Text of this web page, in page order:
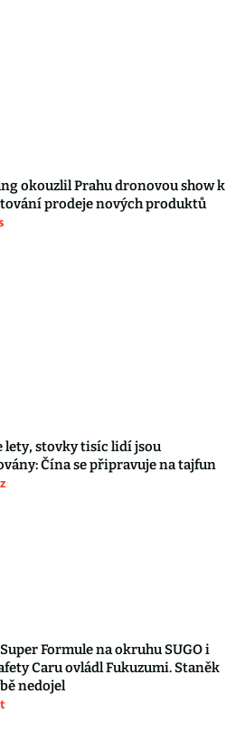
okouzlil Prahu dronovou show k
prodeje nových produktů
lety, stovky tisíc lidí jsou
Čína se připravuje na tajfun
Formule na okruhu SUGO i
Caru ovládl Fukuzumi. Staněk
nedojel